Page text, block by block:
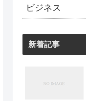
ビジネス
新着記事